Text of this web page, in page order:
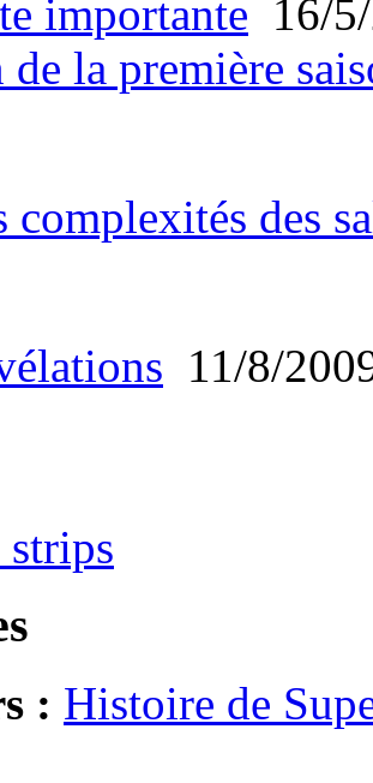
importante 16/
de la première
complexités des
11/8/
strips
: Histoire de